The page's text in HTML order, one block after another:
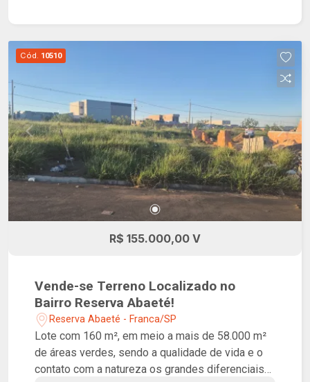
Cód. 10510
R$ 155.000,00 V
Vende-se Terreno Localizado no
Bairro Reserva Abaeté!
Reserva Abaeté - Franca/SP
Lote com 160 m², em meio a mais de 58.000 m²
de áreas verdes, sendo a qualidade de vida e o
contato com a natureza os grandes diferenciais